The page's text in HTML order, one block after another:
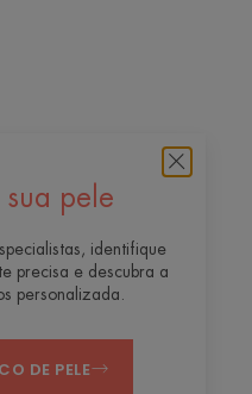
pele
identifique
precisa e descubra a
personalizada.
DE PELE
frequentes